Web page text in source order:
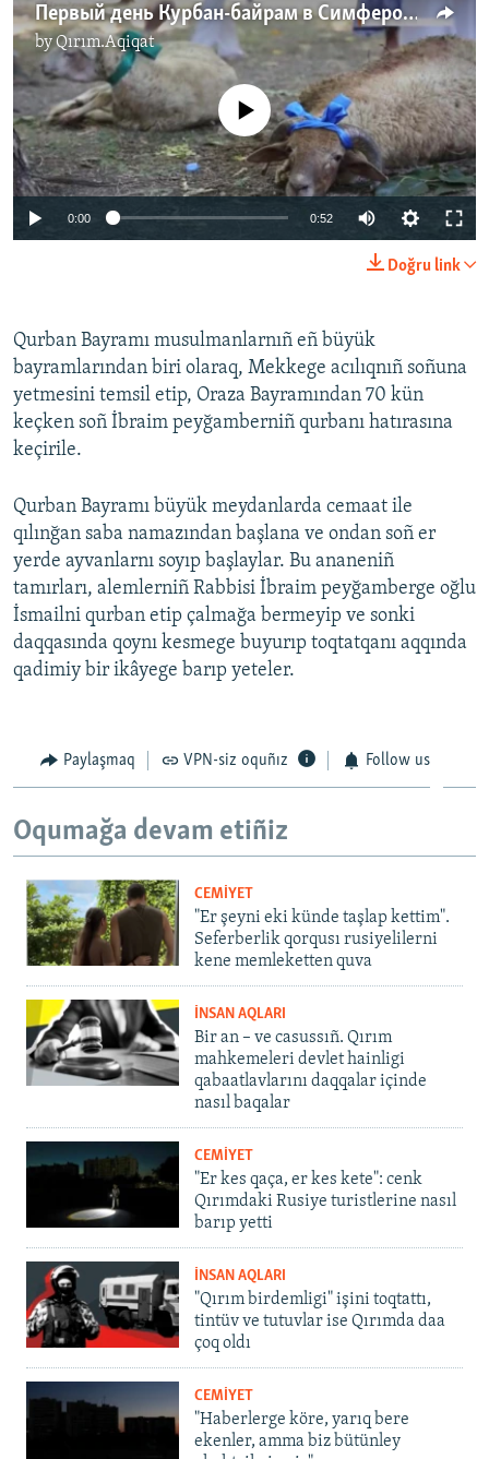
s
s
l
i
d
e
d
e
Первый день Курбан-байрам в Симферополе (видео)
byQırım.Aqiqat
No media source currently available
0:00 0:52
Doğru link
Qurban Bayramı musulmanlarnıñ eñ büyük
bayramlarından biri olaraq, Mekkege acılıqnıñ soñuna
yetmesini temsil etip, Oraza Bayramından 70 kün
keçken soñ İbraim peyğamberniñ qurbanı hatırasına
keçirile.
Qurban Bayramı büyük meydanlarda cemaat ile
qılınğan saba namazından başlana ve ondan soñ er
yerde ayvanlarnı soyıp başlaylar. Bu ananeniñ
tamırları, alemlerniñ Rabbisi İbraim peyğamberge oğlu
İsmailni qurban etip çalmağa bermeyip ve sonki
daqqasında qoynı kesmege buyurıp toqtatqanı aqqında
qadimiy bir ikâyege barıp yeteler.
Paylaşmaq VPN-siz oquñız Follow us
Oqumağa devam etiñiz
CEMİYET
"Er şeyni eki künde taşlap kettim".
Seferberlik qorqusı rusiyelilerni
kene memleketten quva
İNSAN AQLARI
Bir an – ve casussıñ. Qırım
mahkemeleri devlet hainligi
qabaatlavlarını daqqalar içinde
nasıl baqalar
CEMİYET
"Er kes qaça, er kes kete": cenk
Qırımdaki Rusiye turistlerine nasıl
barıp yetti
İNSAN AQLARI
"Qırım birdemligi" işini toqtattı,
tintüv ve tutuvlar ise Qırımda daa
çoq oldı
CEMİYET
"Haberlerge köre, yarıq bere
ekenler, amma biz bütünley